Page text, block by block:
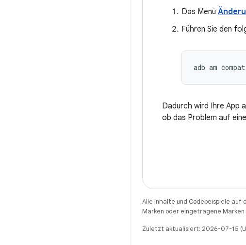
Das Menü
Führen Sie den
Dadurch wird Ihre App
ob das Problem auf
Alle Inhalte und Codebeispiele auf
Marken oder eingetragene
Zuletzt aktualisiert: 2026-07-15